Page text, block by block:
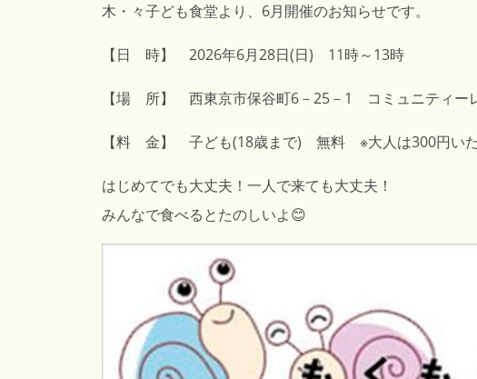
木・々子ども食堂より、6月開催のお知らせです。
【日 時】 2026年6月28日(日) 11時～13時
【場 所】 西東京市保谷町6－25－1 コミュニティー
【料 金】 子ども(18歳まで) 無料 ※大人は300円い
はじめてでも大丈夫！一人で来ても大丈夫！
みんなで食べるとたのしいよ😊